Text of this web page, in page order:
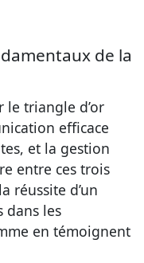
de la
le triangle d’or
efficace
et la gestion
entre ces trois
réussite d’un
dans les
en témoignent